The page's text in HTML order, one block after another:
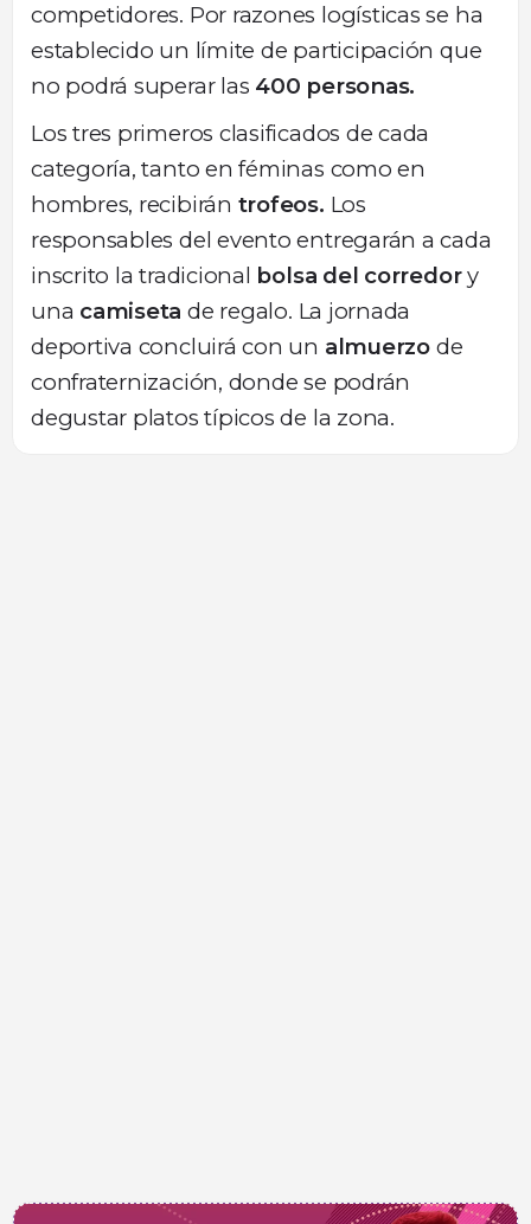
competidores. Por razones logísticas se ha
establecido un límite de participación que
no podrá superar las 400 personas.
Los tres primeros clasificados de cada
categoría, tanto en féminas como en
hombres, recibirán trofeos. Los
responsables del evento entregarán a cada
inscrito la tradicional bolsa del corredory
una camiseta de regalo. La jornada
deportiva concluirá con un almuerzode
confraternización, donde se podrán
degustar platos típicos de la zona.